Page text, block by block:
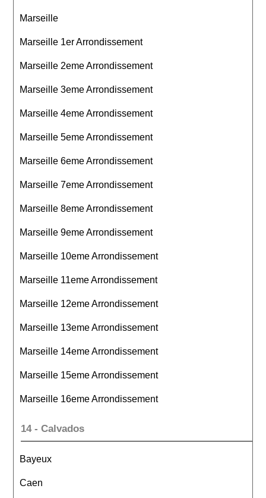
Marseille
Marseille 1er Arrondissement
Marseille 2eme Arrondissement
Marseille 3eme Arrondissement
Marseille 4eme Arrondissement
Marseille 5eme Arrondissement
Marseille 6eme Arrondissement
Marseille 7eme Arrondissement
Marseille 8eme Arrondissement
Marseille 9eme Arrondissement
Marseille 10eme Arrondissement
Marseille 11eme Arrondissement
Marseille 12eme Arrondissement
Marseille 13eme Arrondissement
Marseille 14eme Arrondissement
Marseille 15eme Arrondissement
Marseille 16eme Arrondissement
14 - Calvados
Bayeux
Caen